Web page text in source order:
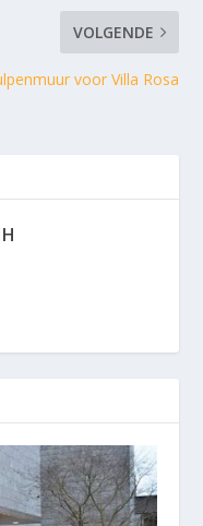
VOLGENDE
voor Villa Rosa